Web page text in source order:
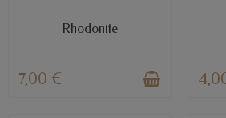
EN STOCK
Rhodonite
7,00 €